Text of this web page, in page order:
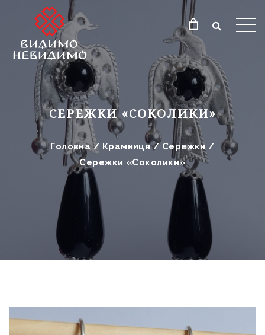
СЕРЕЖКИ «СОКОЛИКИ»
Головна/ Крамниця/ Сережки /
Сережки «Соколики»